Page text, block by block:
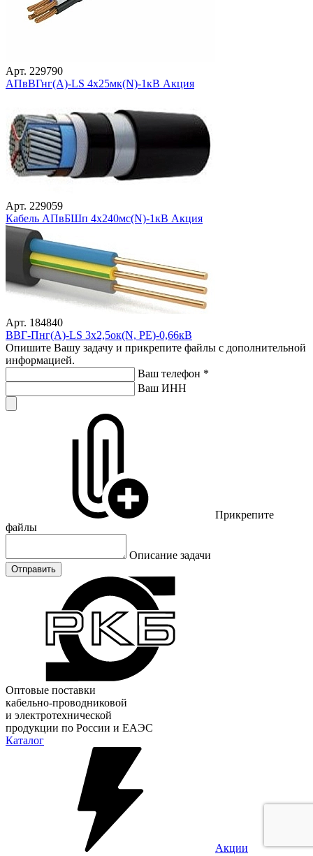
Арт. 229790
АПвВГнг(А)-LS 4х25мк(N)-1кВ Акция
Арт. 229059
Кабель АПвБШп 4х240мс(N)-1кВ Акция
Арт. 184840
ВВГ-Пнг(А)-LS 3х2,5ок(N, PE)-0,66кВ
Опишите Вашу задачу и прикрепите файлы с дополнительной
информацией.
Ваш телефон *
Ваш ИНН
Прикрепите
файлы
Описание задачи
Отправить
Оптовые поставки
кабельно-проводниковой
и электротехнической
продукции по России и ЕАЭС
Каталог
Акции